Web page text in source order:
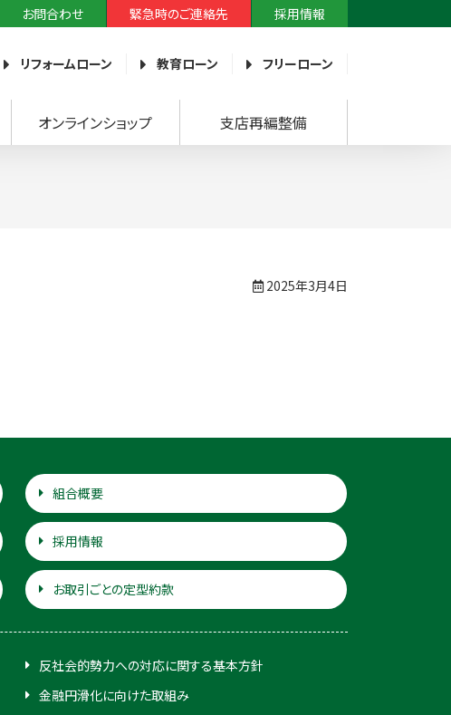
お問合わせ 緊急時のご連絡先 採用情報
リフォームローン 教育ローン フリーローン
オンラインショップ 支店再編整備
2025年3月4日
組合概要
採用情報
お取引ごとの定型約款
反社会的勢力への対応に関する基本方針
金融円滑化に向けた取組み